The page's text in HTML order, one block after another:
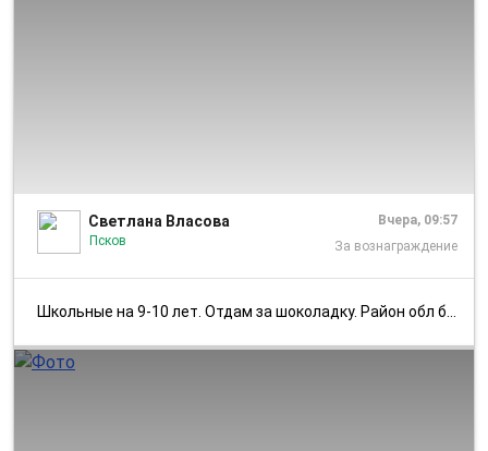
Светлана Власова
Псков
Вчера, 09:57
За вознаграждение
Школьные на 9-10 лет. Отдам за шоколадку. Район обл больницы.